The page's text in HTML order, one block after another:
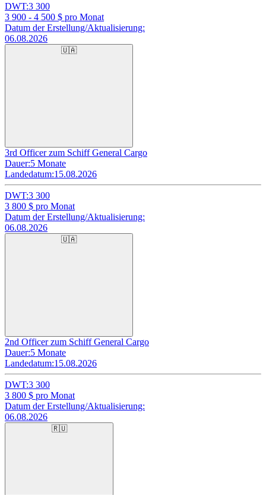
DWT:3 300
3 900 - 4 500 $ pro Monat
Datum der Erstellung/Aktualisierung:
06.08.2026
🇺🇦
3rd Officer zum Schiff General Cargo
Dauer:5 Monate
Landedatum:15.08.2026
DWT:3 300
3 800 $ pro Monat
Datum der Erstellung/Aktualisierung:
06.08.2026
🇺🇦
2nd Officer zum Schiff General Cargo
Dauer:5 Monate
Landedatum:15.08.2026
DWT:3 300
3 800 $ pro Monat
Datum der Erstellung/Aktualisierung:
06.08.2026
🇷🇺